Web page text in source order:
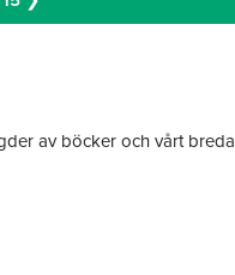
av böcker och vårt breda